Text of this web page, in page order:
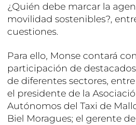
¿Quién debe marcar la
movilidad sostenibles?,
cuestiones.
Para ello, Monse contará
participación de
de diferentes sectores,
el presidente de la
Autónomos del Taxi de
Biel Moragues; el gerente